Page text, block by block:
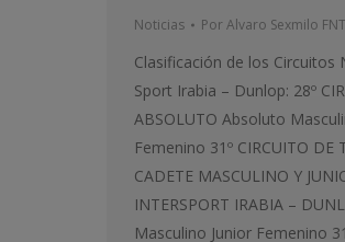
Noticias PorAlvaro Sexmilo FNT
Clasificación de los Circuitos
Sport Irabia – Dunlop: 28º
ABSOLUTO Absoluto
Femenino 31º CIRCUITO DE
CADETE MASCULINO Y
INTERSPORT IRABIA –
Masculino Junior Femenino